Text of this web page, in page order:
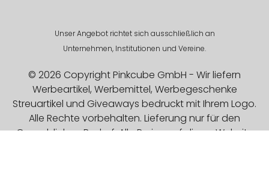
Unser Angebot richtet sich ausschließlich an
Unternehmen, Institutionen und Vereine.
© 2026 Copyright Pinkcube GmbH - Wir liefern
Werbeartikel, Werbemittel, Werbegeschenke
Streuartikel und Giveaways bedruckt mit Ihrem Logo.
Alle Rechte vorbehalten. Lieferung nur für den
Gewerblichen Bedarf. Alle Preise auf dieser Website